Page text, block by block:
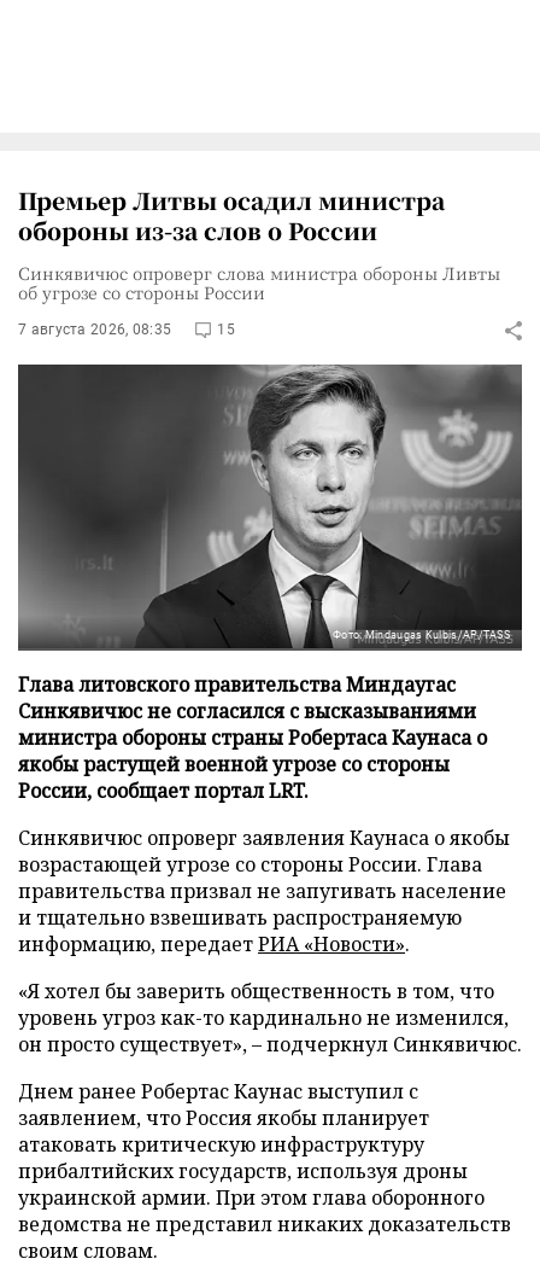
Премьер Литвы осадил министра
обороны из-за слов о России
Синкявичюс опроверг слова министра обороны Ливты
об угрозе со стороны России
7 августа 2026, 08:35 15
Фото: Mindaugas Kulbis/AP/TASS
Глава литовского правительства Миндаугас
Синкявичюс не согласился с высказываниями
министра обороны страны Робертаса Каунаса о
якобы растущей военной угрозе со стороны
России, сообщает портал LRT.
Синкявичюс опроверг заявления Каунаса о якобы
возрастающей угрозе со стороны России. Глава
правительства призвал не запугивать население
и тщательно взвешивать распространяемую
информацию, передаетРИА «Новости».
«Я хотел бы заверить общественность в том, что
уровень угроз как-то кардинально не изменился,
он просто существует», – подчеркнул Синкявичюс.
Днем ранее Робертас Каунас выступил с
заявлением, что Россия якобы планирует
атаковать критическую инфраструктуру
прибалтийских государств, используя дроны
украинской армии. При этом глава оборонного
ведомства не представил никаких доказательств
своим словам.